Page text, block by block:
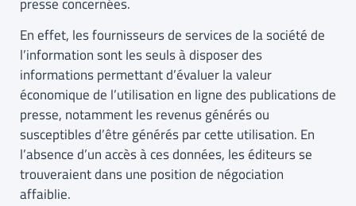
En effet, les fournisseurs de services de la société de
l’information sont les seuls à disposer des
informations permettant d’évaluer la valeur
économique de l’utilisation en ligne des publications de
presse, notamment les revenus générés ou
susceptibles d’être générés par cette utilisation. En
l’absence d’un accès à ces données, les éditeurs se
trouveraient dans une position de négociation
affaiblie.